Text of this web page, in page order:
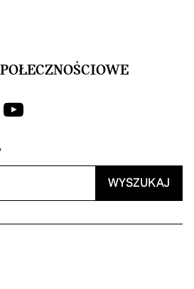
WYSZUKAJ